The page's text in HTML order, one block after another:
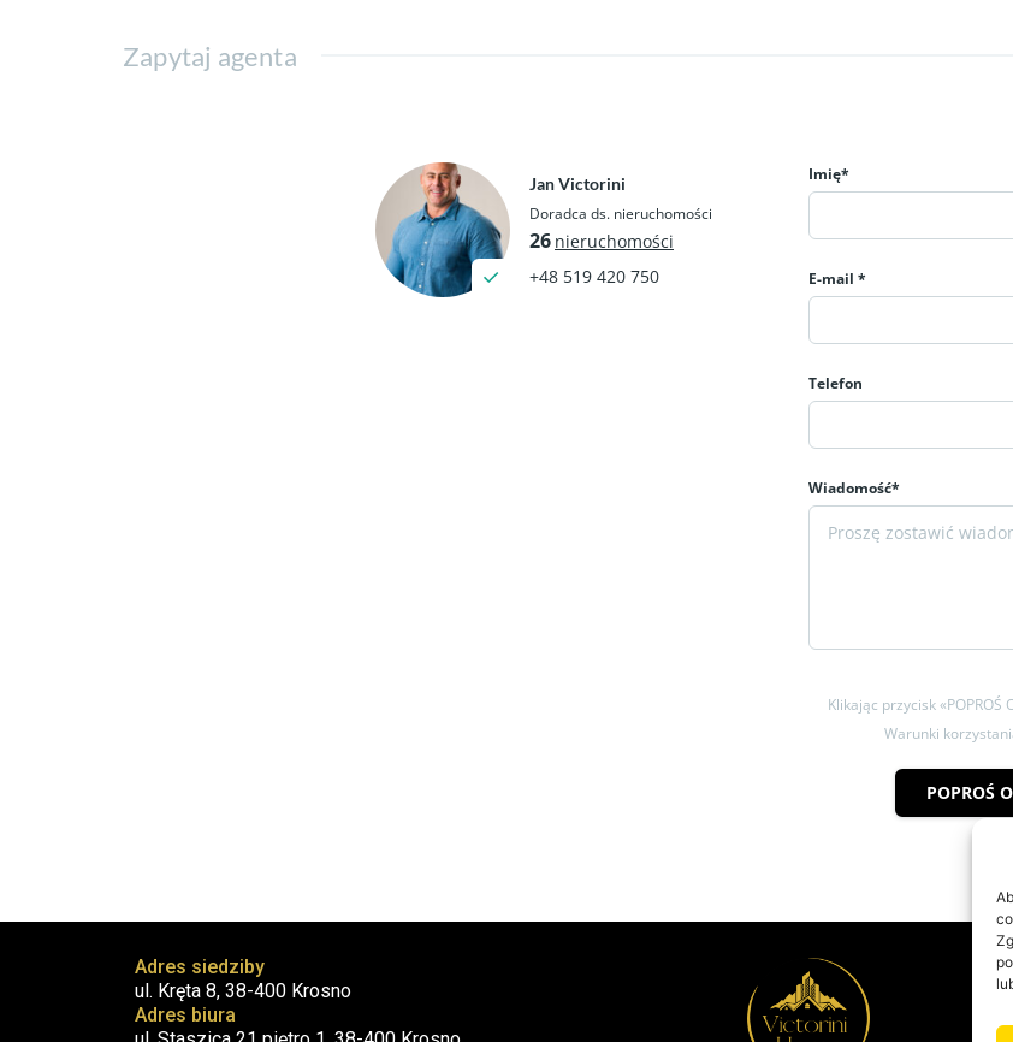
Zapytaj agenta
Jan Victorini
Doradca ds. nieruchomości
26 nieruchomości
+48 519 420 750
Imię*
E-mail *
Telefon
Wiadomość*
Klikając przycisk «POPROŚ
Warunki
POPROŚ
Adres siedziby
ul. Kręta 8, 38-400 Krosno
Adres biura